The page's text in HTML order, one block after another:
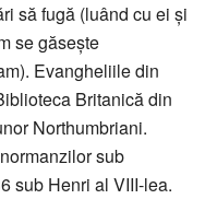
să fugă (luând cu ei şi
se găseşte
Evangheliile din
Britanică din
Northumbriani.
sub
sub Henri al VIII-lea.